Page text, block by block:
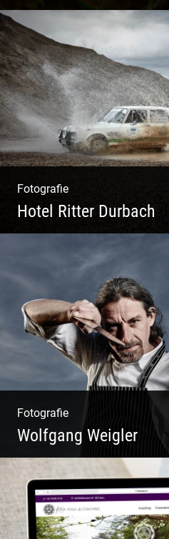
Ganz neu durfte es
Web. Shop.
Fotografie
Hotel Ritter Durbach
Fotografie
Wolfgang Weigler
W.U.F.O. Food Orbiter
Catering Service |